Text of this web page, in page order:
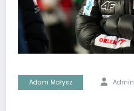
Adam Małysz Admin